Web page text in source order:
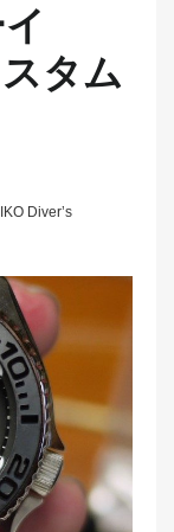
タム
Diver’s